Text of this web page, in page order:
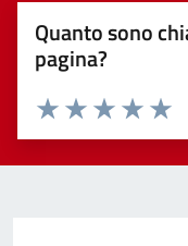
Quanto sono
pagina?
Valuta 4
Valuta 3
Valuta 2 stelle
Valuta 1 stelle su 5